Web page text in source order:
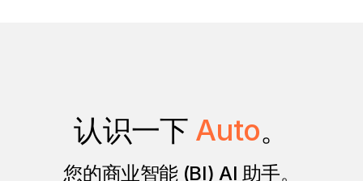
认识一下 Auto。
您的商业智能 (BI) AI 助手。